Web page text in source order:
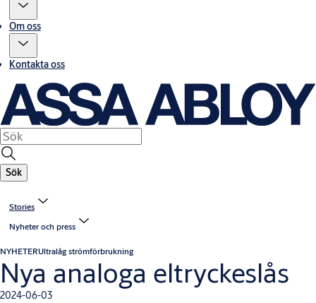
Om oss
Kontakta oss
Sök
Stories
Nyheter och press
NYHETERUltralåg strömförbrukning
Nya analoga eltryckeslås
2024-06-03